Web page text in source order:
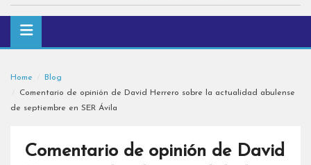
Home
Blog
Comentario de opinión de David Herrero sobre la actualidad abulense
de septiembre en SER Ávila
Comentario de opinión de David